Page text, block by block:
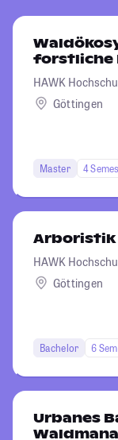
forstliche
HAWK
KunstGöttingen
Master 4
Arboristik
HAWK
KunstGöttingen
Bachelor 6
Urbanes